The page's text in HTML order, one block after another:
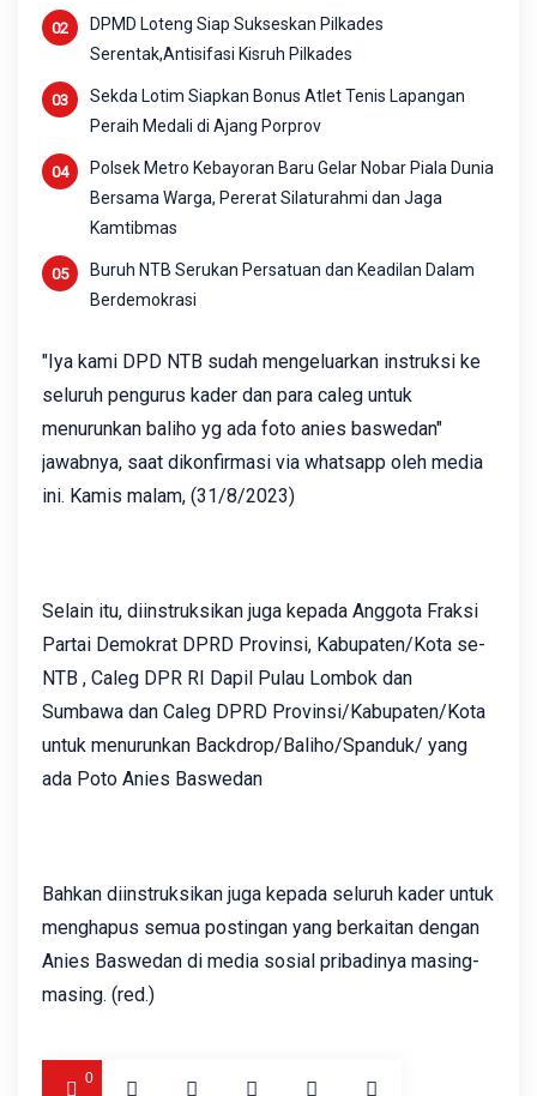
DPMD Loteng Siap Sukseskan Pilkades
Serentak,Antisifasi Kisruh Pilkades
Sekda Lotim Siapkan Bonus Atlet Tenis Lapangan
Peraih Medali di Ajang Porprov
Polsek Metro Kebayoran Baru Gelar Nobar Piala Dunia
Bersama Warga, Pererat Silaturahmi dan Jaga
Kamtibmas
Buruh NTB Serukan Persatuan dan Keadilan Dalam
Berdemokrasi
"Iya kami DPD NTB sudah mengeluarkan instruksi ke
seluruh pengurus kader dan para caleg untuk
menurunkan baliho yg ada foto anies baswedan"
jawabnya, saat dikonfirmasi via whatsapp oleh media
ini. Kamis malam, (31/8/2023)
Selain itu, diinstruksikan juga kepada Anggota Fraksi
Partai Demokrat DPRD Provinsi, Kabupaten/Kota se-
NTB , Caleg DPR RI Dapil Pulau Lombok dan
Sumbawa dan Caleg DPRD Provinsi/Kabupaten/Kota
untuk menurunkan Backdrop/Baliho/Spanduk/ yang
ada Poto Anies Baswedan
Bahkan diinstruksikan juga kepada seluruh kader untuk
menghapus semua postingan yang berkaitan dengan
Anies Baswedan di media sosial pribadinya masing-
masing. (red.)
0